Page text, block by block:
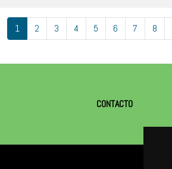
1 2 3 4 5 6 7 8
CONTACTO